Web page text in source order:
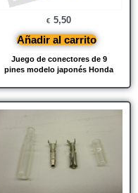
Juego de conectores de 9
pines modelo japonés Honda
€ 5,50
Añadir al carrito